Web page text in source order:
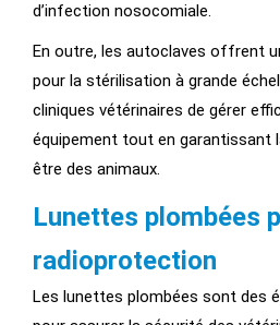
d’infection nosocomiale.
En outre, les autoclaves offrent
pour la stérilisation à grande
cliniques vétérinaires de gérer
équipement tout en garantissant
être des animaux.
Lunettes plombées
radioprotection
Les lunettes plombées sont des